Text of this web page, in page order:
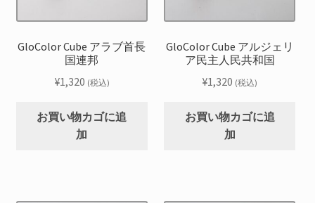
GloColor Cube アラブ首長
国連邦
¥1,320 (税込)
お買い物カゴに追
加
GloColor Cube アルジェリ
ア民主人民共和国
¥1,320 (税込)
お買い物カゴに追
加